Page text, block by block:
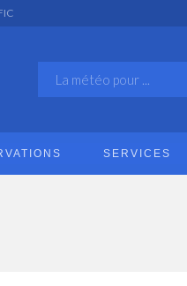
SERVICES